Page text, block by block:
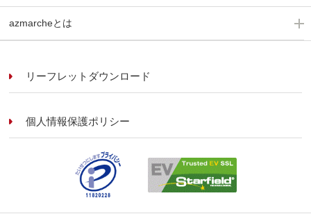
azmarcheとは
リーフレットダウンロード
個人情報保護ポリシー